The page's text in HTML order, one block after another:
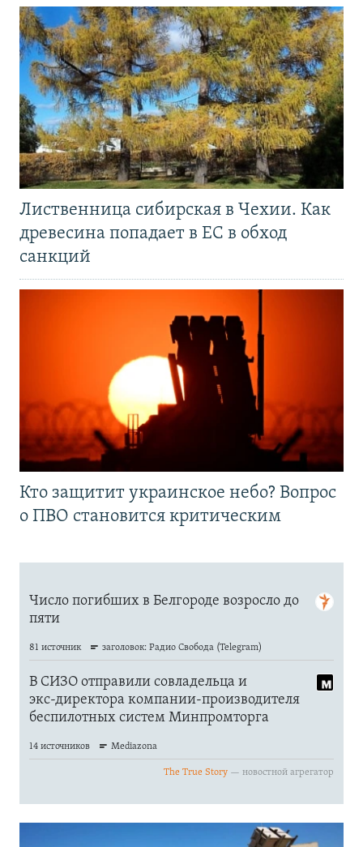
Лиственница сибирская в Чехии. Как
древесина попадает в ЕС в обход
санкций
Кто защитит украинское небо? Вопрос
о ПВО становится критическим